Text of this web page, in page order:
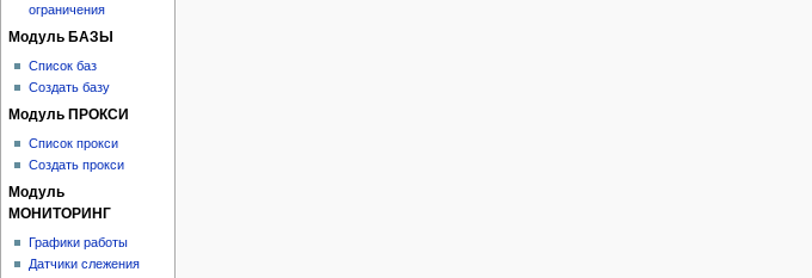
ограничения
Модуль БАЗЫ
Список баз
Создать базу
Модуль ПРОКСИ
Список прокси
Создать прокси
Модуль
МОНИТОРИНГ
Графики работы
Датчики слежения